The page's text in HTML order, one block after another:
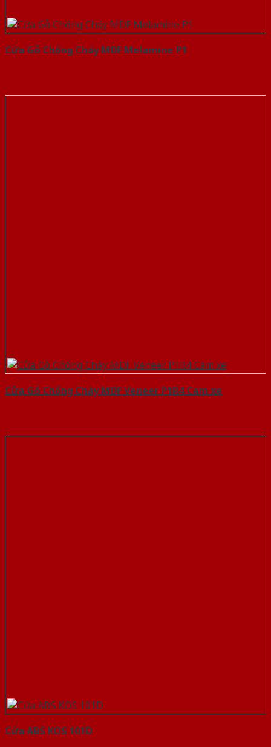
Cửa Gỗ Chống Cháy MDF Melamine P1
Cửa Gỗ Chống Cháy MDF Veneer P1R4 Cam xe
Cửa ABS KOS 101D